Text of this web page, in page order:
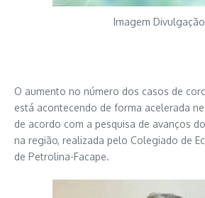
Imagem Divulgação
O aumento no número dos casos de
está acontecendo de forma acelerada
de acordo com a pesquisa de avanços
na região, realizada pelo Colegiado de
de Petrolina-Facape.